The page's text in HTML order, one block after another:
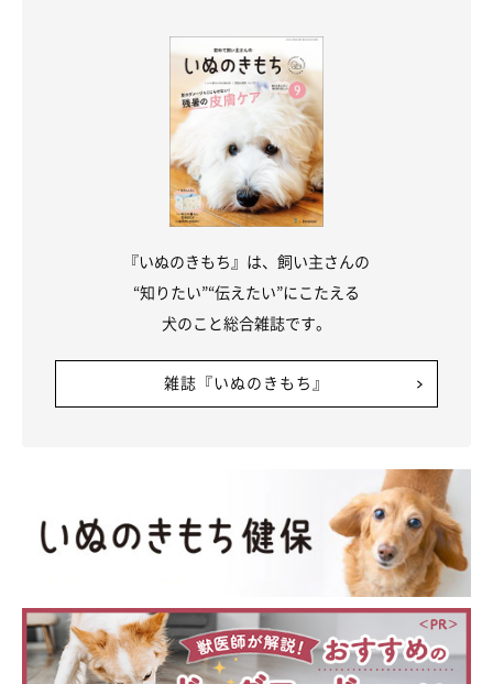
愛犬を過保護にしすぎると嫉妬深くなる可能
性も
『いぬのきもち』は、飼い主さんの
“知りたい”“伝えたい”にこたえる
犬のこと総合雑誌です。
雑誌『いぬのきもち』